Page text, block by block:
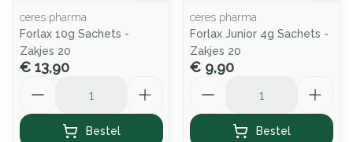
ceres pharma
Forlax 10g Sachets -
Zakjes 20
€ 13,90
Bestel
ceres pharma
Forlax Junior 4g Sachets -
Zakjes 20
€ 9,90
Bestel